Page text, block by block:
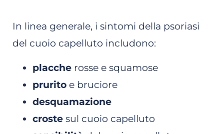
In linea generale, i sintomi della psoriasi
del cuoio capelluto includono:
placche rosse e squamose
prurito e bruciore
desquamazione
croste sul cuoio capelluto